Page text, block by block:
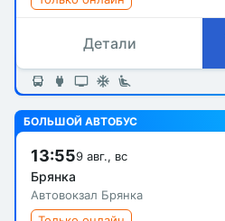
Детали
БОЛЬШОЙ АВТОБУС
13:559 авг., вс
Брянка
Автовокзал Брянка